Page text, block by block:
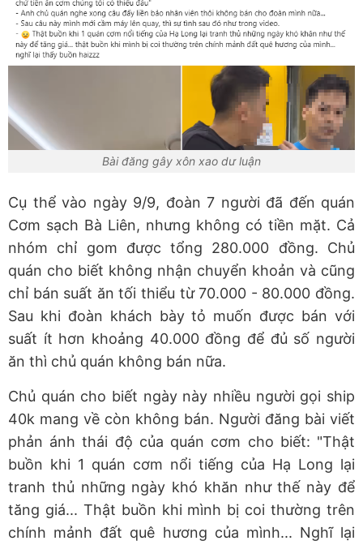
Bài đăng gây xôn xao dư luận
Cụ thể vào ngày 9/9, đoàn 7 người đã đến quán
Cơm sạch Bà Liên, nhưng không có tiền mặt. Cả
nhóm chỉ gom được tổng 280.000 đồng. Chủ
quán cho biết không nhận chuyển khoản và cũng
chỉ bán suất ăn tối thiểu từ 70.000 - 80.000 đồng.
Sau khi đoàn khách bày tỏ muốn được bán với
suất ít hơn khoảng 40.000 đồng để đủ số người
ăn thì chủ quán không bán nữa.
Chủ quán cho biết ngày này nhiều người gọi ship
40k mang về còn không bán. Người đăng bài viết
phản ánh thái độ của quán cơm cho biết: "Thật
buồn khi 1 quán cơm nổi tiếng của Hạ Long lại
tranh thủ những ngày khó khăn như thế này để
tăng giá... Thật buồn khi mình bị coi thường trên
chính mảnh đất quê hương của mình... Nghĩ lại